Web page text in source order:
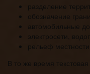
разделение
обозначение
автомобильные
электросети,
рельеф
В то же время